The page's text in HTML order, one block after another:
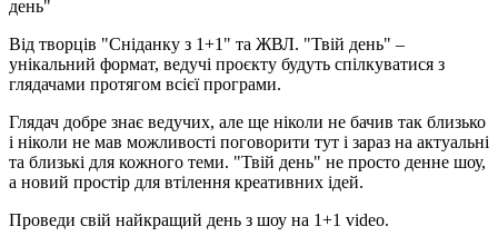
день"
Від творців "Сніданку з 1+1" та ЖВЛ. "Твій день" –
унікальний формат, ведучі проєкту будуть спілкуватися з
глядачами протягом всієї програми.
Глядач добре знає ведучих, але ще ніколи не бачив так близько
і ніколи не мав можливості поговорити тут і зараз на актуальні
та близькі для кожного теми. "Твій день" не просто денне шоу,
а новий простір для втілення креативних ідей.
Проведи свій найкращий день з шоу на 1+1 video.